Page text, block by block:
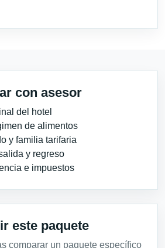
con asesor
del hotel
de alimentos
y familia tarifaria
y regreso
e impuestos
este paquete
comparar un paquete específico